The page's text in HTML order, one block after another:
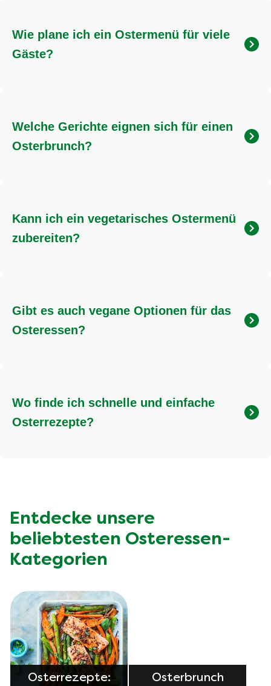
Egal, ob du ein traditionelles Ostermenü, einen
entspannten Osterbrunch oder eine vegetarische oder
Osterfest, das allen schmeckt und in Erinnerung
bleibt. Frohe Ostern und viel Spaß beim Kochen!
Was ist ein typisches Osteressen in
Deutschland?
In Deutschland gibt es viele Traditionen für das
Osteressen. Oft werden Lammgerichte, Fisch oder
auch herzhafte Braten serviert. Zum Osterbrunch
gehören häufig Eier, frische Brote und süße
Gebäcke. Entdecke unsere vielfältigen
und moderne Ideen.
Wie plane ich ein Ostermenü für viele
Gäste?